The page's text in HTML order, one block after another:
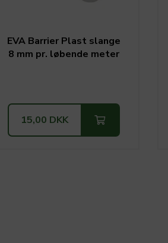
EVA Barrier Plast slange
8 mm pr. løbende meter
15,00 DKK